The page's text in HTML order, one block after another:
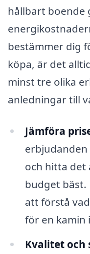
hållbart boende
bestämmer dig
köpa, är det
minst tre olika
anledningar till
Jämföra
och hitta det
budget bäst.
att förstå
för en kamin
Kvalitet och